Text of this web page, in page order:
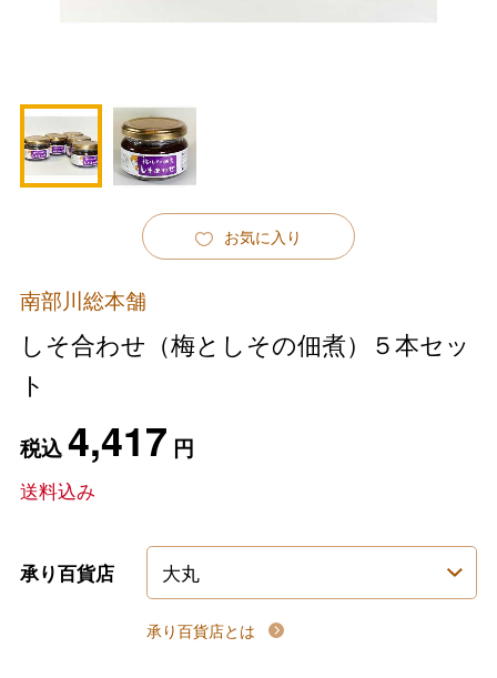
お気に入り
南部川総本舗
しそ合わせ（梅としその佃煮）５本セッ
ト
税込4,417 円
送料込み
承り百貨店
承り百貨店とは